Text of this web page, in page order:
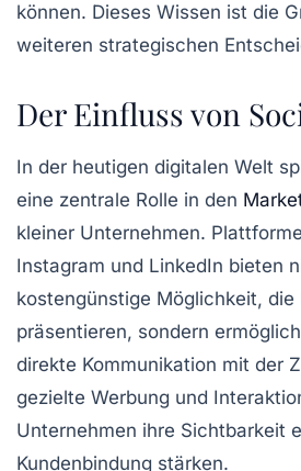
können. Dieses Wissen ist die
weiteren strategischen
Der Einfluss von
In der heutigen digitalen Welt
eine zentrale Rolle in den
kleiner Unternehmen.
Instagram und LinkedIn bieten
kostengünstige Möglichkeit, die
präsentieren, sondern
direkte Kommunikation mit der
gezielte Werbung und
Unternehmen ihre Sichtbarkeit
Kundenbindung stärken.